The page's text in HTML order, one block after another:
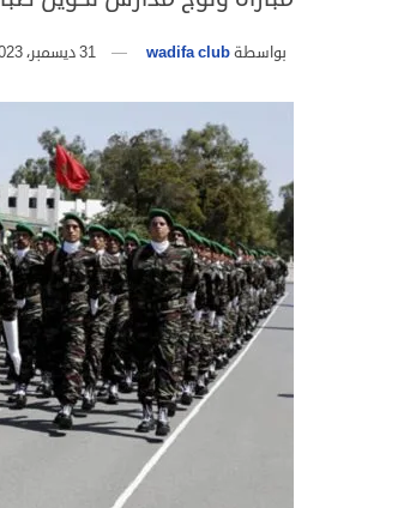
بواسطةwadifa club 31 ديسمبر، 2023